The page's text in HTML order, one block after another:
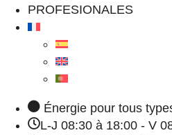
PROFESIONALES
Énergie pour tous
L-J 08:30 à 18:00 - V